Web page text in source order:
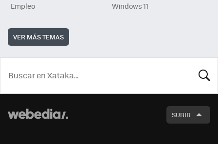
Empleo
Windows 11
VER MÁS TEMAS
SUBIR